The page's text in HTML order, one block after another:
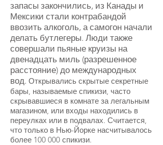
запасы закончились, из Канады и
Мексики стали контрабандой
ввозить алкоголь, а самогон начали
делать бутлегеры. Люди также
совершали пьяные круизы на
двенадцать миль (разрешенное
расстояние) до международных
вод. Открывались скрытые секретные
бары, называемые спикизи, часто
скрывавшиеся в комнате за легальным
магазином, или входы находились в
переулках или в подвалах. Считается,
что только в Нью-Йорке насчитывалось
более 100 000 спикизи.